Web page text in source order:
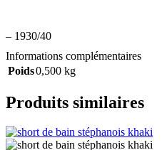
– 1930/40
Informations complémentaires
Poids0,500 kg
Produits similaires